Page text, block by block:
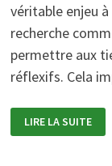
véritable enjeu
recherche
permettre aux
réflexifs. Cela
LIEUX
EN
LIRE LA SUITE